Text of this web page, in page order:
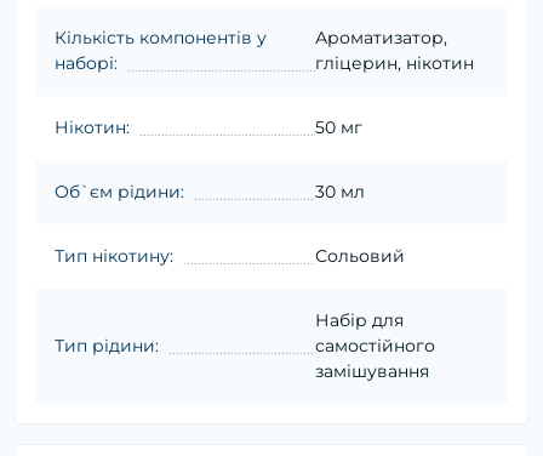
Кількість компонентів у
наборі:
Ароматизатор,
гліцерин, нікотин
Нікотин: 50 мг
Об`єм рідини: 30 мл
Тип нікотину: Сольовий
Тип рідини:
Набір для
самостійного
замішування